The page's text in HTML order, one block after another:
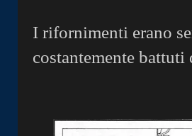
I rifornimenti erano
costantemente